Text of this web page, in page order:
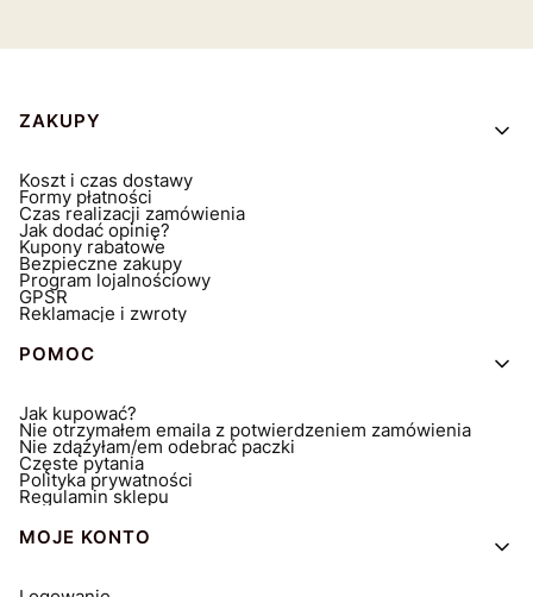
Linki w stopce
ZAKUPY
Koszt i czas dostawy
Formy płatności
Czas realizacji zamówienia
Jak dodać opinię?
Kupony rabatowe
Bezpieczne zakupy
Program lojalnościowy
GPSR
Reklamacje i zwroty
POMOC
Jak kupować?
Nie otrzymałem emaila z potwierdzeniem zamówienia
Nie zdążyłam/em odebrać paczki
Częste pytania
Polityka prywatności
Regulamin sklepu
MOJE KONTO